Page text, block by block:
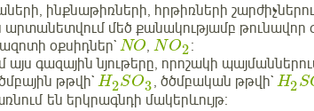
ինքնաթիռների, հրթիռների
արտանետվում մեծ քանակությամբ թունավոր
օքսիդներ`NO,NO2։
այս գազային նյութերը, որոշակի
թթվի` H2SO3, ծծմբական թթվի` H2S
են երկրագնդի մակերևույթ։